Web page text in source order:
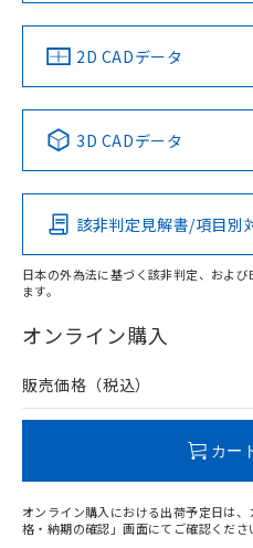
中国 RoHS 注意事項・凡例
Pb Hg
O
在庫等で未対応品が混在する
問い合わせください。
2D CADデータ
3D CADデータ
該非判定見解書/項目別
日本の外為法に基づく該非判定、およ
ます。
オンライン購入
販売価格（税込）
カー
オンライン購入における出荷予定日は
格・納期の確認」画面にてご確認くださ